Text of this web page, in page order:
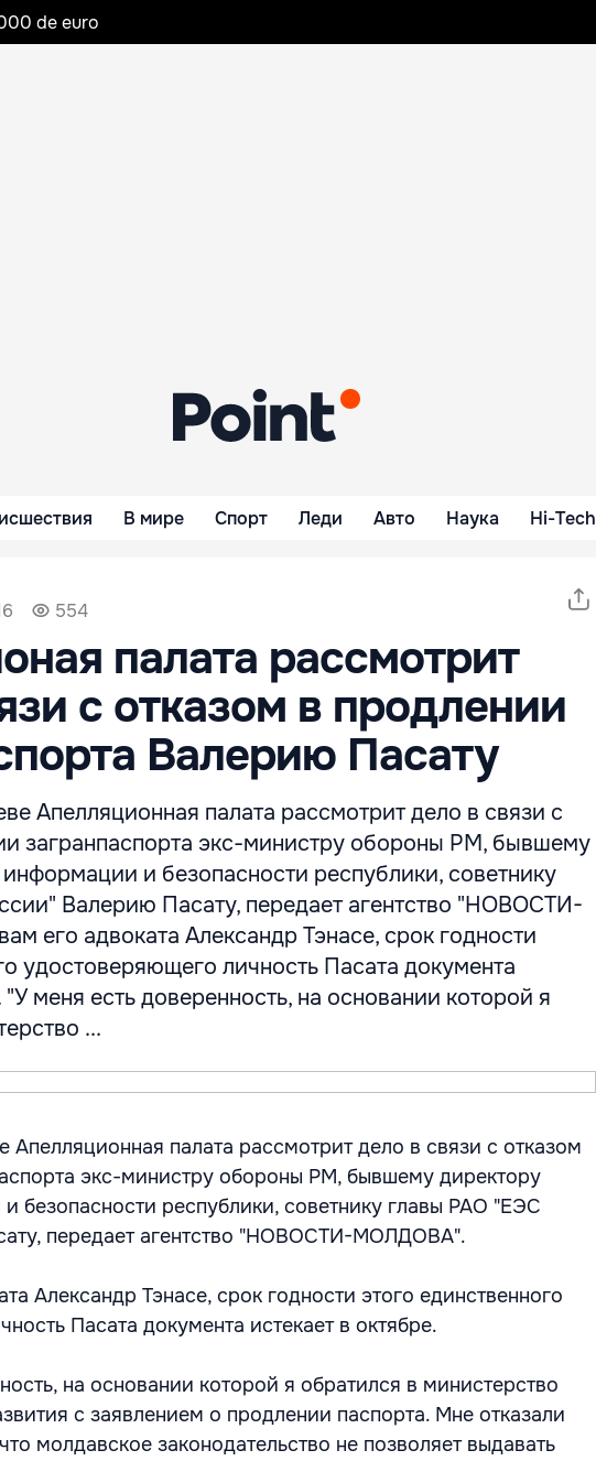
de euro
В мире Спорт Леди Авто Наука Hi-Tech
554
палата рассмотрит
с отказом в продлении
Валерию Пасату
Апелляционная палата рассмотрит дело в связи с
загранпаспорта экс-министру обороны РМ, бывшему
и безопасности республики, советнику
Валерию Пасату, передает агентство "НОВОСТИ-
его адвоката Александр Тэнасе, срок годности
удостоверяющего личность Пасата документа
"У меня есть доверенность, на основании которой я
...
Апелляционная палата рассмотрит дело в связи с отказом
экс-министру обороны РМ, бывшему директору
безопасности республики, советнику главы РАО "ЕЭС
передает агентство "НОВОСТИ-МОЛДОВА".
Александр Тэнасе, срок годности этого единственного
Пасата документа истекает в октябре.
на основании которой я обратился в министерство
с заявлением о продлении паспорта. Мне отказали
молдавское законодательство не позволяет выдавать